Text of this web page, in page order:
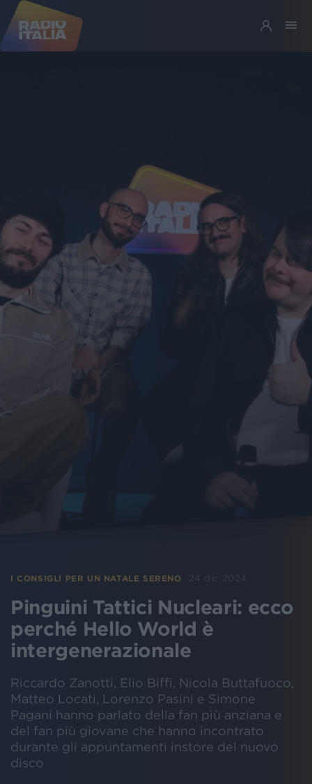
I CONSIGLI PER UN NATALE SERENO 24 dic 2024
Pinguini Tattici Nucleari: ecco
perché Hello World è
intergenerazionale
Riccardo Zanotti, Elio Biffi, Nicola Buttafuoco,
Matteo Locati, Lorenzo Pasini e Simone
Pagani hanno parlato della fan più anziana e
del fan più giovane che hanno incontrato
durante gli appuntamenti instore del nuovo
disco